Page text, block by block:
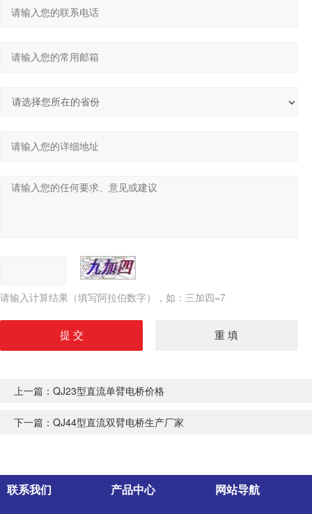
请输入计算结果（填写阿拉伯数字），如：三加四=7
上一篇： QJ23型直流单臂电桥价格
下一篇： QJ44型直流双臂电桥生产厂家
联系我们 产品中心 网站导航